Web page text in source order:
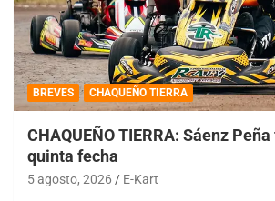
BREVES CHAQUEÑO TIERRA
CHAQUEÑO TIERRA: Sáenz
quinta fecha
5 agosto, 2026 E-Kart